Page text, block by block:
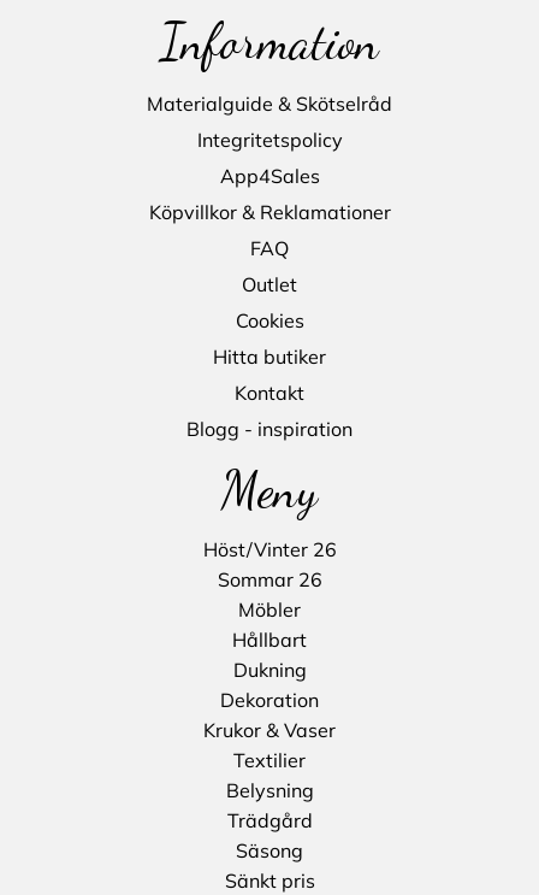
Information
Materialguide & Skötselråd
Integritetspolicy
App4Sales
Köpvillkor & Reklamationer
FAQ
Outlet
Cookies
Hitta butiker
Kontakt
Blogg - inspiration
Meny
Höst/Vinter 26
Sommar 26
Möbler
Hållbart
Dukning
Dekoration
Krukor & Vaser
Textilier
Belysning
Trädgård
Säsong
Sänkt pris